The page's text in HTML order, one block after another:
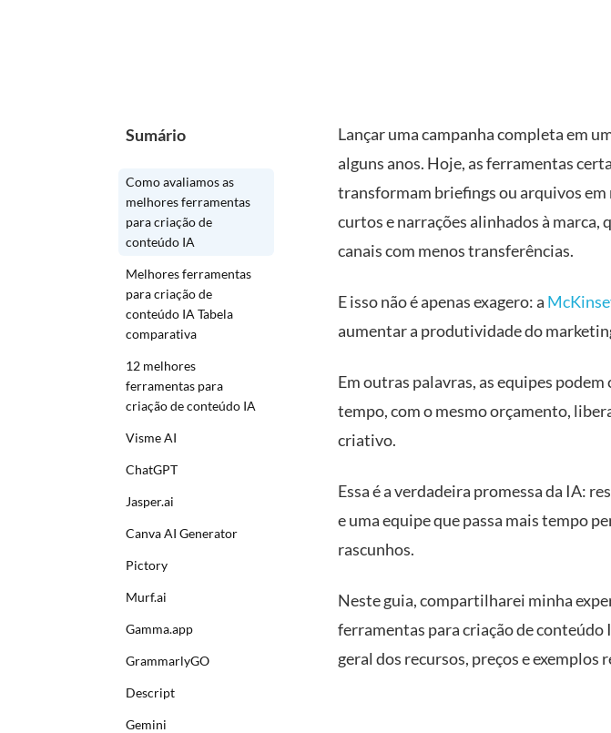
Sumário
Como avaliamos as
melhores ferramentas
para criação de
conteúdo IA
Melhores ferramentas
para criação de
conteúdo IA Tabela
comparativa
12 melhores
ferramentas para
criação de conteúdo IA
Visme AI
ChatGPT
Jasper.ai
Canva AI Generator
Pictory
Murf.ai
Gamma.app
GrammarlyGO
Descript
Gemini
Lançar uma campanha completa em
alguns anos. Hoje, as ferramentas
transformam briefings ou arquivos em
curtos e narrações alinhados à
canais com menos transferências.
E isso não é apenas exagero: a
aumentar a produtividade do
Em outras palavras, as equipes
tempo, com o mesmo orçamento,
criativo.
Essa é a verdadeira promessa da IA:
e uma equipe que passa mais tempo
rascunhos.
Neste guia, compartilharei minha
ferramentas para criação de
geral dos recursos, preços e exemplos